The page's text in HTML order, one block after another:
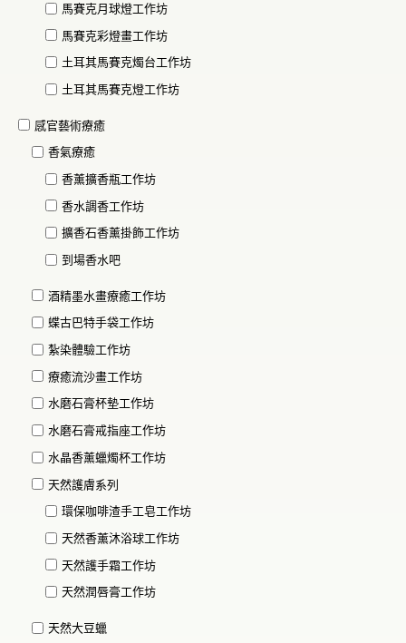
馬賽克月球燈工作坊
馬賽克彩燈畫工作坊
土耳其馬賽克燭台工作坊
土耳其馬賽克燈工作坊
感官藝術療癒
香氣療癒
香薰擴香瓶工作坊
香水調香工作坊
擴香石香薰掛飾工作坊
到場香水吧
酒精墨水畫療癒工作坊
蝶古巴特手袋工作坊
紮染體驗工作坊
療癒流沙畫工作坊
水磨石膏杯墊工作坊
水磨石膏戒指座工作坊
水晶香薰蠟燭杯工作坊
天然護膚系列
環保咖啡渣手工皂工作坊
天然香薰沐浴球工作坊
天然護手霜工作坊
天然潤唇膏工作坊
天然大豆蠟